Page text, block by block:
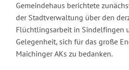
Gemeindehaus berichtete
der Stadtverwaltung über den
Flüchtlingsarbeit in Sindelfingen
Gelegenheit, sich für das große
Maichinger AKs zu bedanken.